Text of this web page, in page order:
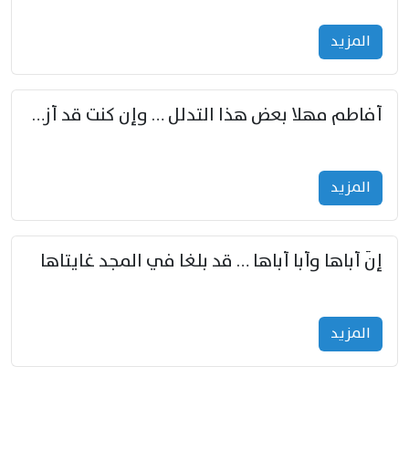
المزید
أفاطم مهلا بعض هذا التدلل … وإن كنت قد أزمعت صرمي فأجملي
المزید
إنّ أباها وأبا أباها … قد بلغا في المجد غايتاها
المزید